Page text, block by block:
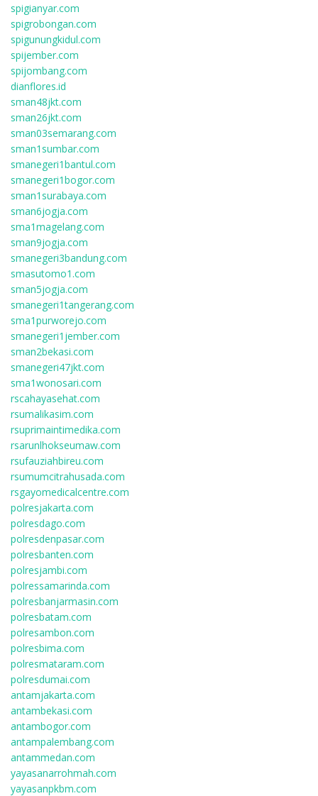
spigianyar.com
spigrobongan.com
spigunungkidul.com
spijember.com
spijombang.com
dianflores.id
sman48jkt.com
sman26jkt.com
sman03semarang.com
sman1sumbar.com
smanegeri1bantul.com
smanegeri1bogor.com
sman1surabaya.com
sman6jogja.com
sma1magelang.com
sman9jogja.com
smanegeri3bandung.com
smasutomo1.com
sman5jogja.com
smanegeri1tangerang.com
sma1purworejo.com
smanegeri1jember.com
sman2bekasi.com
smanegeri47jkt.com
sma1wonosari.com
rscahayasehat.com
rsumalikasim.com
rsuprimaintimedika.com
rsarunlhokseumaw.com
rsufauziahbireu.com
rsumumcitrahusada.com
rsgayomedicalcentre.com
polresjakarta.com
polresdago.com
polresdenpasar.com
polresbanten.com
polresjambi.com
polressamarinda.com
polresbanjarmasin.com
polresbatam.com
polresambon.com
polresbima.com
polresmataram.com
polresdumai.com
antamjakarta.com
antambekasi.com
antambogor.com
antampalembang.com
antammedan.com
yayasanarrohmah.com
yayasanpkbm.com